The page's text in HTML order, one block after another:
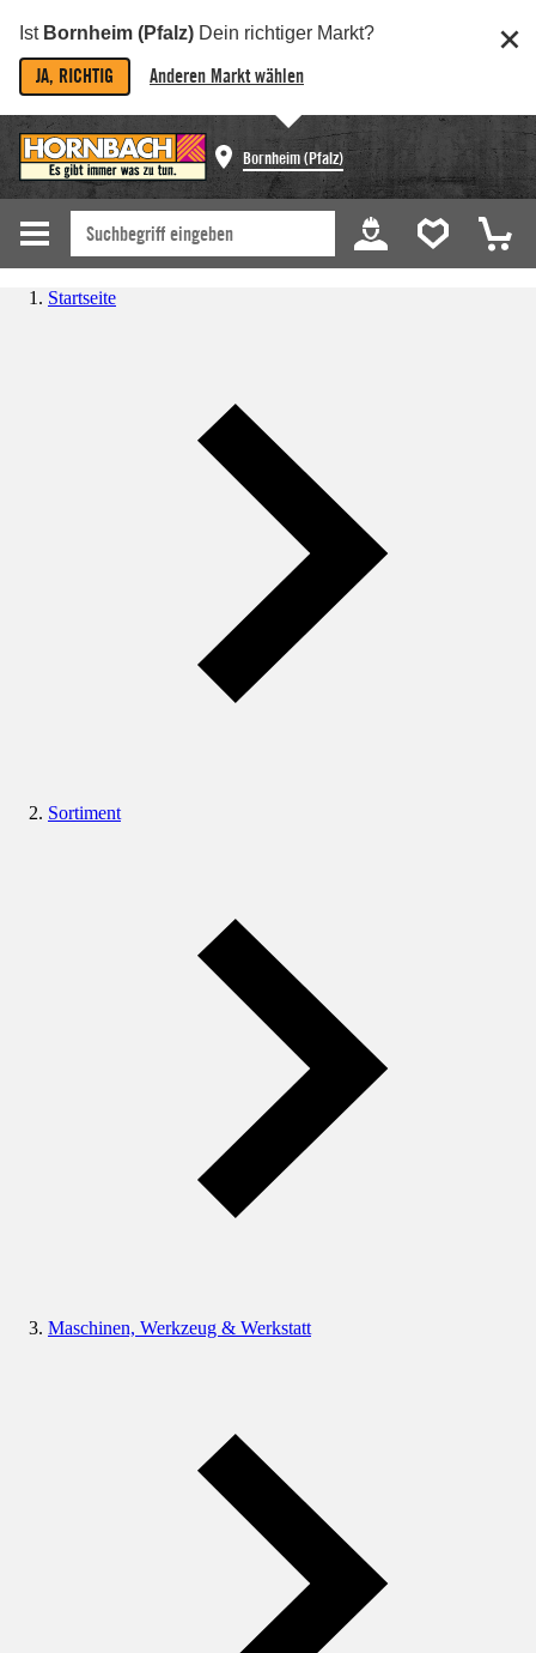
Ist Bornheim (Pfalz) Dein richtiger Markt?
JA, RICHTIG Anderen Markt wählen
Bornheim (Pfalz)
Startseite
Sortiment
Maschinen, Werkzeug & Werkstatt